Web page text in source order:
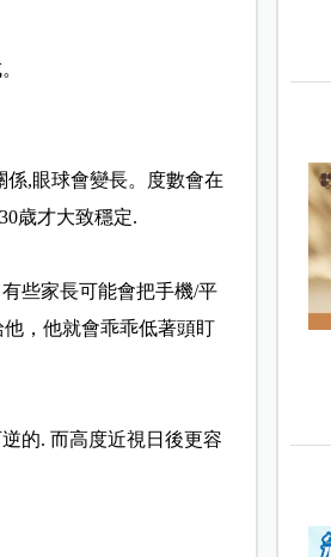
係,眼球會變長。度數會在
歳才大致穩定.
些家長可能會把手機/平
，他就會乖乖低著頭盯
的. 而高度近視日後更容